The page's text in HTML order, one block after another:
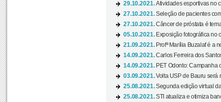
29.10.2021.Atividades esportivas no
27.10.2021.Seleção de pacientes
27.10.2021.Câncer de próstata é
05.10.2021. Exposição fotográfica no
21.09.2021. Profª Marília Buzalaf é a
14.09.2021.Carlos Ferreira dos
14.09.2021. PET Odonto: Campanha
03.09.2021.Volta USP de Bauru será
25.08.2021.Segunda edição virtual
25.08.2021.STI atualiza e otimiza